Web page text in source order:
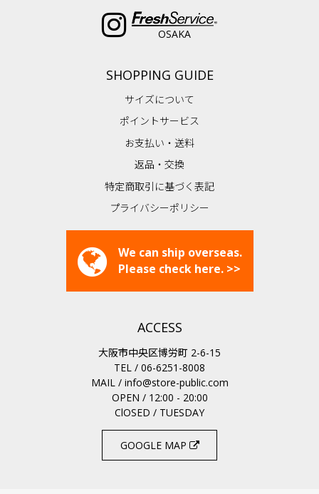
OSAKA
SHOPPING GUIDE
サイズについて
ポイントサービス
お支払い・送料
返品・交換
特定商取引に基づく表記
プライバシーポリシー
We can ship overseas.
Please check here. >>
ACCESS
大阪市中央区博労町 2-6-15
TEL / 06-6251-8008
MAIL / info@store-public.com
OPEN / 12:00 - 20:00
ClOSED / TUESDAY
GOOGLE MAP